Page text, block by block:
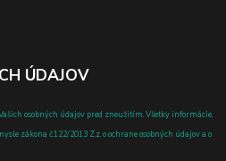
ÚDAJOV
osobných údajov pred zneužitím. Všetky informácie,
zákona č.122/2013 Z.z. o ochrane osobných údajov a o